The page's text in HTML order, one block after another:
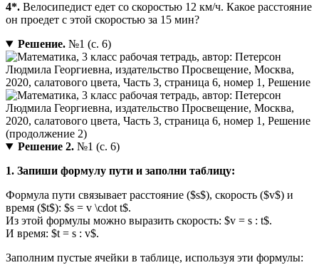
4*. Велосипедист едет со скоростью 12 км/ч. Какое расстояние
он проедет с этой скоростью за 15 мин?
Решение.№1 (с. 6)
Решение 2.№1 (с. 6)
1. Запиши формулу пути и заполни таблицу:
Формула пути связывает расстояние ($s$), скорость ($v$) и
время ($t$): $s = v \cdot t$.
Из этой формулы можно выразить скорость: $v = s : t$.
И время: $t = s : v$.
Заполним пустые ячейки в таблице, используя эти формулы: